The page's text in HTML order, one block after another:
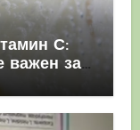
С:
важен за